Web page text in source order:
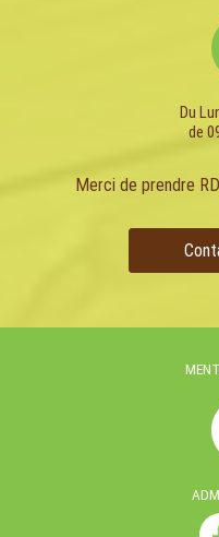
Du
de
Merci de prendre